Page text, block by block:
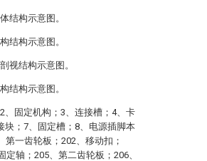
结构示意图。
结构示意图。
视结构示意图。
结构示意图。
、固定机构；3、连接槽；4、卡
块；7、固定槽；8、电源插脚本
第一齿轮板；202、移动扣；
定轴；205、第二齿轮板；206、